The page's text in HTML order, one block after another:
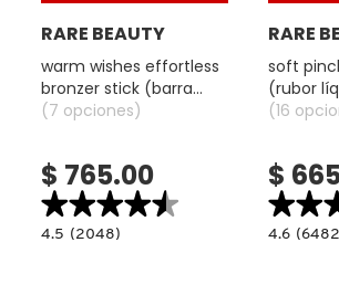
THE ORDINARY
TOCOBO
RARE BEAUTY
warm wishes effortless
bronzer stick (barra
bronceadora)
(7 opciones)
$ 765.00
★★★★★
★★★★★
4.5
4.5 (2048)
RARE
soft
(rubor
(16
$
4.6
4.6